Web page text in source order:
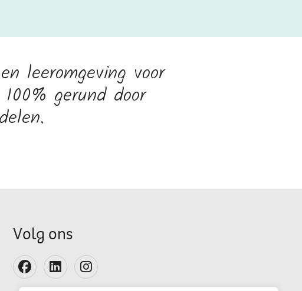
leeromgeving voor
gerund door
Volg ons